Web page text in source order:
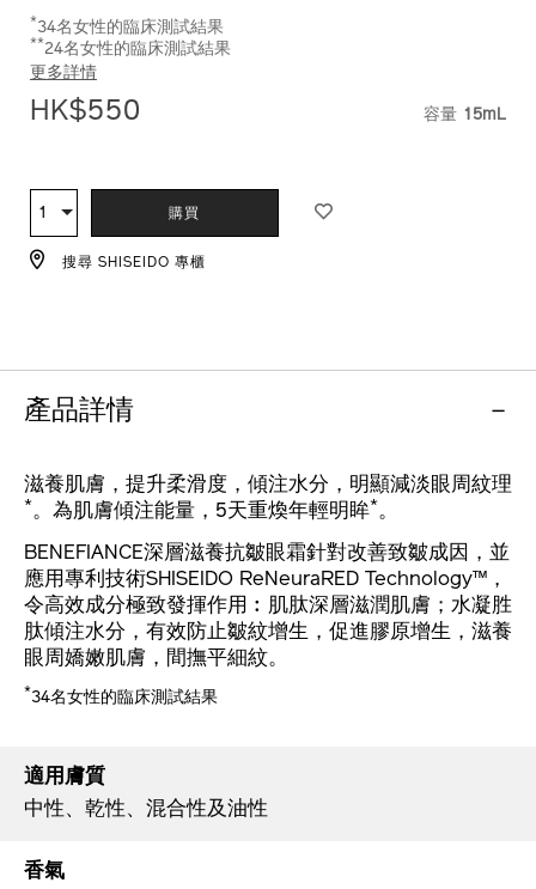
*34名女性的臨床測試結果
**24名女性的臨床測試結果
更多詳情
HK$550 容量 15mL
TO
CART
OPTIONS
ACTIONS
數
量
1 購買
搜尋 SHISEIDO 專櫃
產品詳情
滋養肌膚，提升柔滑度，傾注水分，明顯減淡眼周紋理
*。為肌膚傾注能量，5天重煥年輕明眸*。
BENEFIANCE深層滋養抗皺眼霜針對改善致皺成因，並
應用專利技術SHISEIDO ReNeuraRED Technology™，
令高效成分極致發揮作用︰肌肽深層滋潤肌膚；水凝胜
肽傾注水分，有效防止皺紋增生，促進膠原增生，滋養
眼周嬌嫩肌膚，間撫平細紋。
*34名女性的臨床測試結果
適用膚質
中性、乾性、混合性及油性
香氣